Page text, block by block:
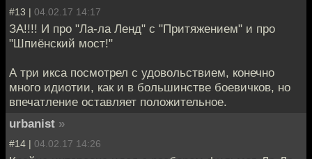
#13 | 04.02.17 14:17
ЗА!!!! И про "Ла-ла Ленд" с "Притяжением" и про
"Шпиёнский мост!"
А три икса посмотрел с удовольствием, конечно
много идиотии, как и в большинстве боевичков, но
впечатление оставляет положительное.
urbanist »
#14 | 04.02.17 14:26